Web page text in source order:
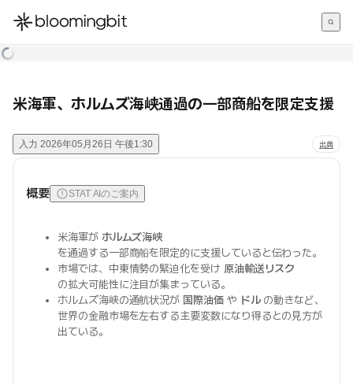
한국어
米海軍、ホルムズ海峡通過の一部商船を限定支援
入力 2026年05月26日 午後1:30 出典
概要 STAT AIのご案内
米海軍が ホルムズ海峡
を通過する一部商船を限定的に支援していると伝わった。
市場では、中東情勢の緊迫化を受け 原油輸送リスク
の拡大可能性に注目が集まっている。
ホルムズ海峡の通航状況が 国際油価や ドルの動きなど、
世界の金融市場を左右する主要変数になり得るとの見方が
出ている。